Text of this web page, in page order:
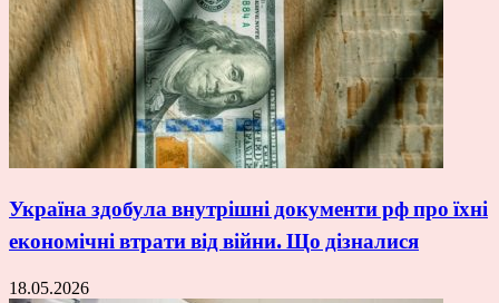
Україна здобула внутрішні документи рф про їхні
економічні втрати від війни. Що дізналися
18.05.2026